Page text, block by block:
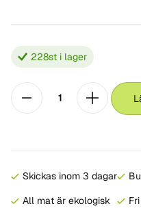
228st i lager
Skickas inom 3 dagar
All mat är ekologisk